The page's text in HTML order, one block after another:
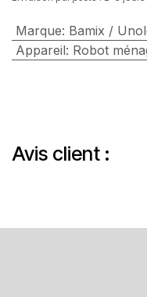
Marque: Bamix /
Appareil: Robot
Avis client :